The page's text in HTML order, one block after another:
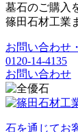
墓石のご購入
篠田石材工業
お問い合わせ
0120-14-4135
お問い合わせ
石を通じてお